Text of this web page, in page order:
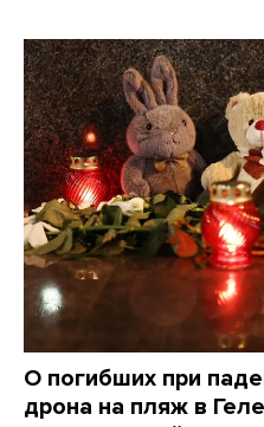
О погибших при
дрона на пляж в